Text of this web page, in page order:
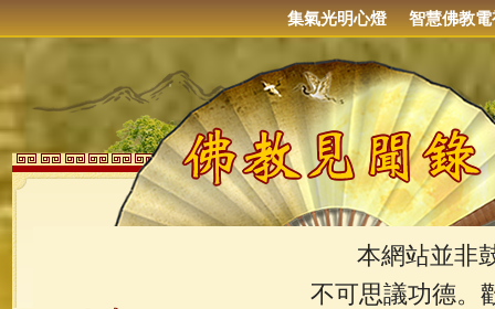
集氣光明心燈 智慧佛教電
本網站並非鼓
不可思議功德。